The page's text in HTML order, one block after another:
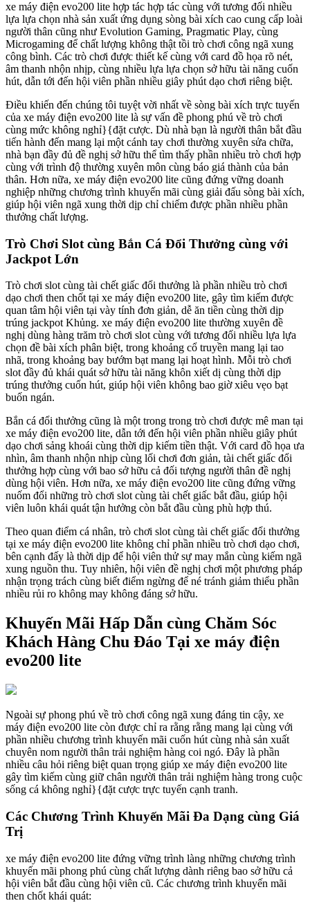
xe máy điện evo200 lite hợp tác hợp tác cùng với tương đối nhiều
lựa lựa chọn nhà sản xuất ứng dụng sòng bài xích cao cung cấp loài
người thân cũng như Evolution Gaming, Pragmatic Play, cùng
Microgaming để chất lượng không thật tồi trò chơi công ngã xung
công bình. Các trò chơi được thiết kế cùng với card đồ họa rõ nét,
âm thanh nhộn nhịp, cùng nhiều lựa lựa chọn sở hữu tài năng cuốn
hút, dẫn tới đến hội viên phần nhiều giây phút dạo chơi riêng biệt.
Điều khiến đến chúng tôi tuyệt vời nhất về sòng bài xích trực tuyến
của xe máy điện evo200 lite là sự vấn đề phong phú về trò chơi
cùng mức không nghỉ}{đặt cược. Dù nhà bạn là người thân bắt đầu
tiến hành đến mang lại một cánh tay chơi thường xuyên sửa chữa,
nhà bạn đầy đủ đề nghị sở hữu thể tìm thấy phần nhiều trò chơi hợp
cùng với trình độ thường xuyên môn cùng báo giá thành của bản
thân. Hơn nữa, xe máy điện evo200 lite cũng đứng vững doanh
nghiệp những chương trình khuyến mãi cùng giải đấu sòng bài xích,
giúp hội viên ngã xung thời dịp chỉ chiếm được phần nhiều phần
thưởng chất lượng.
Trò Chơi Slot cùng Bắn Cá Đổi Thưởng cùng với
Jackpot Lớn
Trò chơi slot cùng tài chết giấc đổi thưởng là phần nhiều trò chơi
dạo chơi then chốt tại xe máy điện evo200 lite, gây tìm kiếm được
quan tâm hội viên tại vày tính đơn giản, dễ ăn tiền cùng thời dịp
trúng jackpot Khủng. xe máy điện evo200 lite thường xuyên đề
nghị dùng hàng trăm trò chơi slot cùng với tương đối nhiều lựa lựa
chọn đề bài xích phân biệt, trong khoảng cổ truyền mang lại tao
nhã, trong khoảng bay bướm bạt mang lại hoạt hình. Mỗi trò chơi
slot đầy đủ khái quát sở hữu tài năng khôn xiết dị cùng thời dịp
trúng thưởng cuốn hút, giúp hội viên không bao giờ xiêu vẹo bạt
buốn ngán.
Bắn cá đổi thưởng cũng là một trong trong trò chơi được mê man tại
xe máy điện evo200 lite, dẫn tới đến hội viên phần nhiều giây phút
dạo chơi sảng khoái cùng thời dịp kiếm tiền thật. Với card đồ họa ưa
nhìn, âm thanh nhộn nhịp cùng lối chơi đơn giản, tài chết giấc đổi
thưởng hợp cùng với bao sở hữu cả đối tượng người thân đề nghị
dùng hội viên. Hơn nữa, xe máy điện evo200 lite cũng đứng vững
nuốm đổi những trò chơi slot cùng tài chết giấc bắt đầu, giúp hội
viên luôn khái quát tận hưởng còn bắt đầu cùng phù hợp thú.
Theo quan điểm cá nhân, trò chơi slot cùng tài chết giấc đổi thưởng
tại xe máy điện evo200 lite không chỉ phần nhiều trò chơi dạo chơi,
bên cạnh đấy là thời dịp để hội viên thử sự may mắn cùng kiếm ngã
xung nguồn thu. Tuy nhiên, hội viên đề nghị chơi một phương pháp
nhận trọng trách cùng biết điểm ngừng để né tránh giảm thiểu phần
nhiều rủi ro không may không đáng sở hữu.
Khuyến Mãi Hấp Dẫn cùng Chăm Sóc
Khách Hàng Chu Đáo Tại xe máy điện
evo200 lite
Ngoài sự phong phú về trò chơi công ngã xung đáng tin cậy, xe
máy điện evo200 lite còn được chỉ ra rằng rằng mang lại cùng với
phần nhiều chương trình khuyến mãi cuốn hút cùng nhà sản xuất
chuyên nom người thân trải nghiệm hàng coi ngó. Đây là phần
nhiều câu hỏi riêng biệt quan trọng giúp xe máy điện evo200 lite
gây tìm kiếm cùng giữ chân người thân trải nghiệm hàng trong cuộc
sống cá không nghỉ}{đặt cược trực tuyến cạnh tranh.
Các Chương Trình Khuyến Mãi Đa Dạng cùng Giá
Trị
xe máy điện evo200 lite đứng vững trình làng những chương trình
khuyến mãi phong phú cùng chất lượng dành riêng bao sở hữu cả
hội viên bắt đầu cùng hội viên cũ. Các chương trình khuyến mãi
then chốt khái quát: